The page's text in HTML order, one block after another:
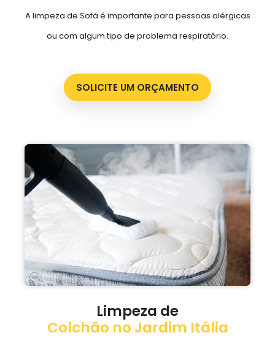
A limpeza de Sofá é importante para pessoas alérgicas
ou com algum tipo de problema respiratório.
SOLICITE UM ORÇAMENTO
Limpeza de
Colchão no Jardim Itália